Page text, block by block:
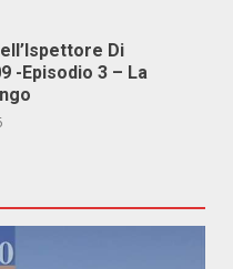
Di
-Episodio 3 – La